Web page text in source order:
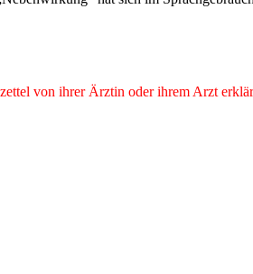
von ihrer Ärztin oder ihrem Arzt